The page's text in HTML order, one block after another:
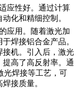
应性好。通过计算
化和精细控制。
应用。随着激光加
焊接铝合金产品。
接机。引入后，激光
高了高反射率。通
光焊接等工艺，可
接质量。